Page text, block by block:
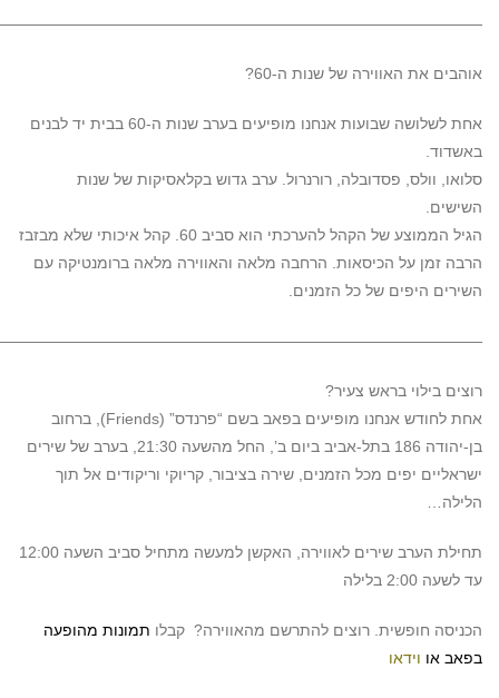
אוהבים את האווירה של שנות ה-60?
אחת לשלושה שבועות אנחנו מופיעים בערב שנות ה-60 בבית יד לבנים
באשדוד.
סלואו, וולס, פסדובלה, רורנרול. ערב גדוש בקלאסיקות של שנות
השישים.
הגיל הממוצע של הקהל להערכתי הוא סביב 60. קהל איכותי שלא מבזבז
הרבה זמן על הכיסאות. הרחבה מלאה והאווירה מלאה ברומנטיקה עם
השירים היפים של כל הזמנים.
רוצים בילוי בראש צעיר?
אחת לחודש אנחנו מופיעים בפאב בשם “פרנדס” (Friends), ברחוב
בן-יהודה 186 בתל-אביב ביום ב’, החל מהשעה 21:30, בערב של שירים
ישראליים יפים מכל הזמנים, שירה בציבור, קריוקי וריקודים אל תוך
הלילה…
תחילת הערב שירים לאווירה, האקשן למעשה מתחיל סביב השעה 12:00
עד לשעה 2:00 בלילה
הכניסה חופשית. רוצים להתרשם מהאווירה? קבלו תמונות מהופעה
בפאב או וידאו